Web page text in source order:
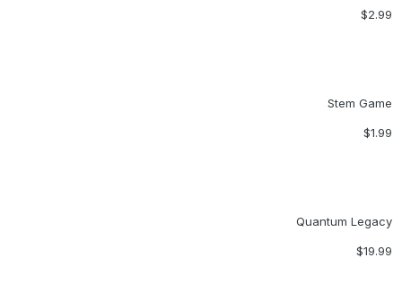
$2.99
Stem Game
$1.99
Quantum Legacy
$19.99